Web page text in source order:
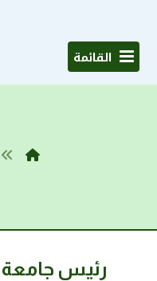
القائمة
رئيس جامعة